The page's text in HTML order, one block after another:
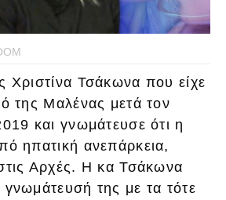
Χριστίνα Τσάκωνα που είχε
της Μαλένας μετά τον
και γνωμάτευσε ότι η
ηπατική ανεπάρκεια,
Αρχές. Η κα Τσάκωνα
της με τα τότε